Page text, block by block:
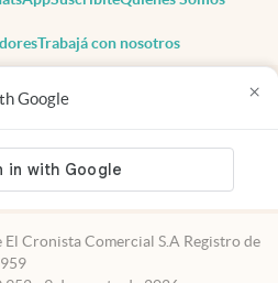
Google ×
Trabajá con nosotros
reservados
11 7078-3270
El Cronista Comercial S.A Registro de